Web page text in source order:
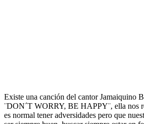
Existe una canción del cantor Jamaiquino
¨DON´T WORRY, BE HAPPY¨, ella nos
es normal tener adversidades pero que